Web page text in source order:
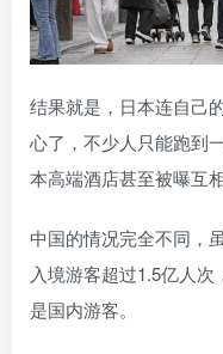
结果就是，日本连自己
心了，不少人只能跑到
本高端酒店甚至被曝互
中国的情况完全不同，
入境游客超过1.5亿人
是国内游客。